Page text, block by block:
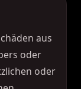
aus
oder
oder